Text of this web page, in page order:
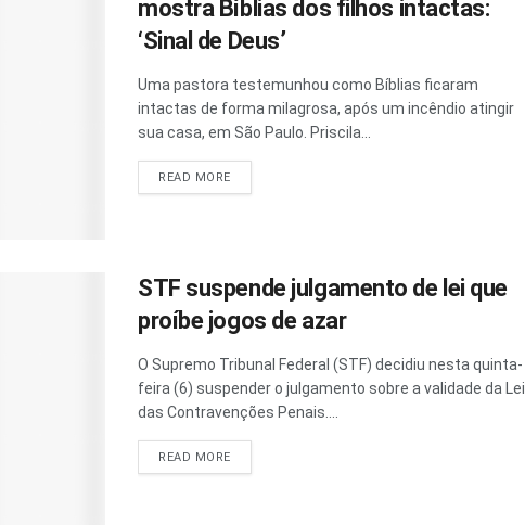
mostra Bíblias dos filhos intactas:
‘Sinal de Deus’
Uma pastora testemunhou como Bíblias ficaram
intactas de forma milagrosa, após um incêndio atingir
sua casa, em São Paulo. Priscila...
READ MORE
STF suspende julgamento de lei que
proíbe jogos de azar
O Supremo Tribunal Federal (STF) decidiu nesta quinta-
feira (6) suspender o julgamento sobre a validade da Lei
das Contravenções Penais....
READ MORE